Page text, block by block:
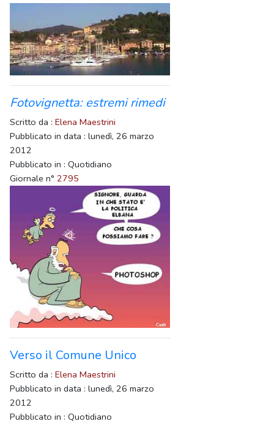
Fotovignetta: estremi rimedi
Scritto da : Elena Maestrini
Pubblicato in data : lunedì, 26 marzo
2012
Pubblicato in : Quotidiano
Giornale n° 2795
Verso il Comune Unico
Scritto da : Elena Maestrini
Pubblicato in data : lunedì, 26 marzo
2012
Pubblicato in : Quotidiano